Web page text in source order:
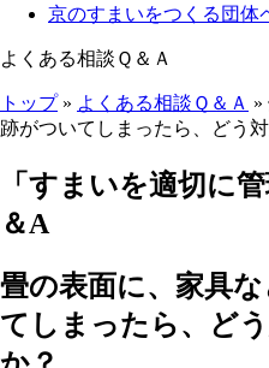
京のすまいをつくる団体
よくある相談Ｑ＆Ａ
トップ» よくある相談Ｑ＆Ａ »
跡がついてしまったら、どう
ここから本文です。
「すまいを適切に
＆A
畳の表面に、家具
てしまったら、ど